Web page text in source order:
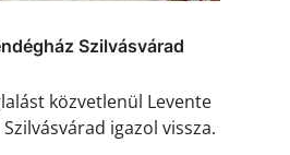
Szilvásvárad
közvetlenül Levente
igazol vissza.